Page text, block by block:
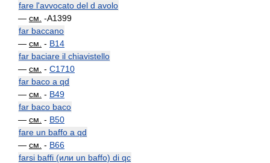
fare l'avvocato del d avolo
— см. -A1399
far baccano
— см. - B14
far baciare il chiavistello
— см. - C1710
far baco a qd
— см. - B49
far baco baco
— см. - B50
fare un baffo a qd
— см. - B66
farsi baffi (или un baffo) di qc